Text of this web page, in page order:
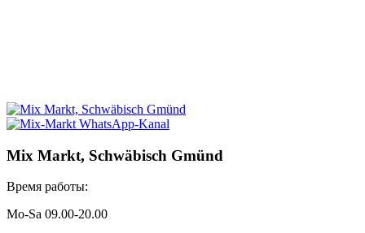
Mix Markt, Schwäbisch Gmünd
Время работы:
Mo-Sa 09.00-20.00